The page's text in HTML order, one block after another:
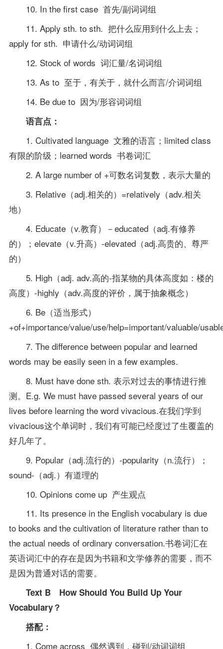
10. In the first case 首先/副词词组
11. Apply sth. to sth. 把什么应用到什么上去；
apply for sth. 申请什么/动词词组
12. Stock of words 词汇量/名词词组
13. As to 至于，有关于，就什么而言/介词词组
14. Be due to 因为/形容词词组
语言点：
1. Cultivated language 文雅的语言；limited class
有限的阶级；learned words 书卷词汇
2. A large number of +可数名词复数，表示大量的
3. Relative（adj.相关的）=relatively（adv.相关
地）
4. Educate（v.教育）－educated（adj.有修养
的）；elevate（v.升高）-elevated（adj.高贵的、尊严
的）
5. High（adj. adv.高的-指某物的具体高度如：楼的
高度）-highly（adv.高度的评价，属于抽象概念）
6. Be（适当形式）
+of+importance/value/use/help=important/valuable/
7. The difference between popular and learned
words may be easily seen in a few examples.
8. Must have done sth. 表示对过去的事情进行推
测。E.g. We must have passed several years of our
lives before learning the word vivacious.在我们学到
vivacious这个单词时，我们有可能已经度过了生覆盖的
好几年了。
9. Popular（adj.流行的）-popularity（n.流行）；
sound-（adj.）有道理的
10. Opinions come up 产生观点
11. Its presence in the English vocabulary is due
to books and the cultivation of literature rather than to
the actual needs of ordinary conversation.书卷词汇在
英语词汇中的存在是因为书籍和文学修养的需要，而不
是因为普通对话的需要。
Text B How Should You Build Up Your
Vocabulary？
搭配：
1. Come across 偶然遇到，碰到/动词词组